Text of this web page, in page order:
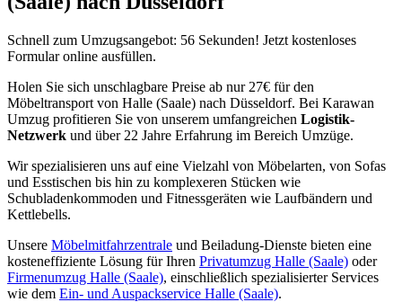
Schnell zum Umzugsangebot: 56 Sekunden! Jetzt kostenloses
Formular online ausfüllen.
Holen Sie sich unschlagbare Preise ab nur 27€ für den
Möbeltransport von Halle (Saale) nach Düsseldorf. Bei Karawan
Umzug profitieren Sie von unserem umfangreichen Logistik-
Netzwerk und über 22 Jahre Erfahrung im Bereich Umzüge.
Wir spezialisieren uns auf eine Vielzahl von Möbelarten, von Sofas
und Esstischen bis hin zu komplexeren Stücken wie
Schubladenkommoden und Fitnessgeräten wie Laufbändern und
Kettlebells.
Unsere Möbelmitfahrzentrale und Beiladung-Dienste bieten eine
kosteneffiziente Lösung für Ihren Privatumzug Halle (Saale) oder
Firmenumzug Halle (Saale), einschließlich spezialisierter Services
wie dem Ein- und Auspackservice Halle (Saale).